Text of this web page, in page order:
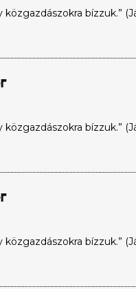
bízzuk.”
bízzuk.”
bízzuk.”